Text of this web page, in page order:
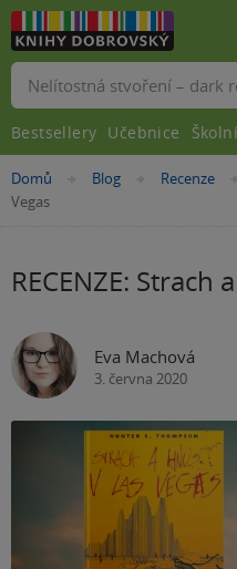
Nacházíte
se
Domů »
Blog »
Recenze
Vegas
RECENZE: Strach
Eva Machová
3. června 2020
Vyhledávání
Bestsellery Učebnice